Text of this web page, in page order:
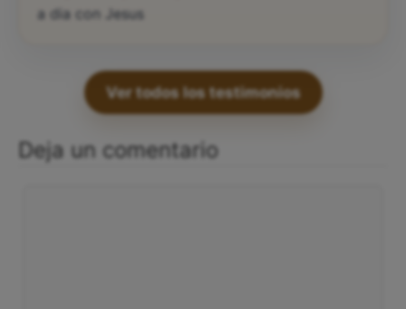
a dia con Jesus
Ver todos los testimonios
Deja un comentario